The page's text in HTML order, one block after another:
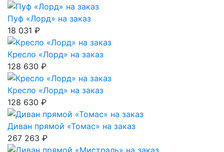
Пуф «Лорд» на заказ
18 031 ₽
Кресло «Лорд» на заказ
128 630 ₽
Кресло «Лорд» на заказ
128 630 ₽
Диван прямой «Томас» на заказ
267 263 ₽